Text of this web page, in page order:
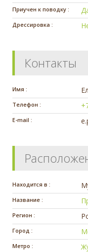
Приучен к поводку :
Дрессировка :
Контакты
Имя :
Телефон :
E-mail :
Находится в :
Название :
Регион :
Город :
Метро :